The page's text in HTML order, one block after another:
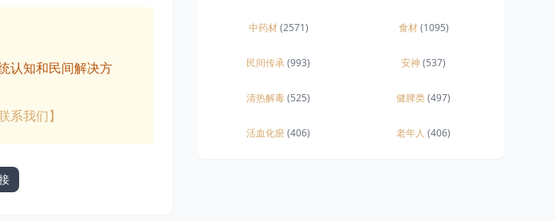
认知和民间解决方
系我们】
中药材(2571) 食材(1095)
民间传承(993) 安神(537)
清热解毒(525) 健脾类(497)
活血化瘀(406) 老年人 (406)